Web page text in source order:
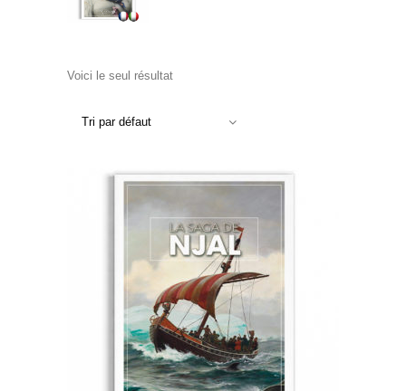
Voici le seul résultat
Tri par défaut